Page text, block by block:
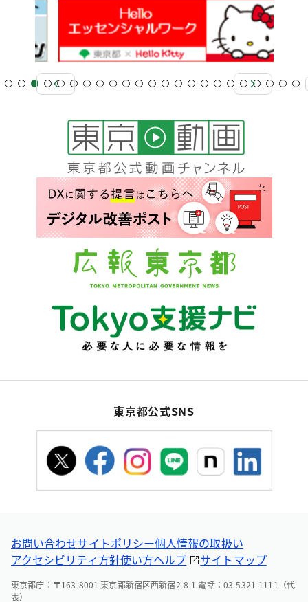
東京都公式SNS
お問い合わせサイトポリシー個人情報の取扱い
アクセシビリティ方針使い方ヘルプ サイトマップ
東京都庁：〒163-8001 東京都新宿区西新宿2-8-1 電話：03-5321-1111（代
表）